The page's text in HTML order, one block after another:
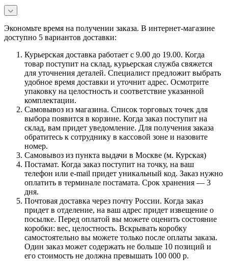
Экономьте время на получении заказа. В интернет-магазине
доступно 5 вариантов доставки:
Курьерская доставка работает с 9.00 до 19.00. Когда
товар поступит на склад, курьерская служба свяжется
для уточнения деталей. Специалист предложит выбрать
удобное время доставки и уточнит адрес. Осмотрите
упаковку на целостность и соответствие указанной
комплектации.
Самовывоз из магазина. Список торговых точек для
выбора появится в корзине. Когда заказ поступит на
склад, вам придет уведомление. Для получения заказа
обратитесь к сотруднику в кассовой зоне и назовите
номер.
Самовывоз из пункта выдачи в Москве (м. Курская)
Постамат. Когда заказ поступит на точку, на ваш
телефон или e-mail придет уникальный код. Заказ нужно
оплатить в терминале постамата. Срок хранения — 3
дня.
Почтовая доставка через почту России. Когда заказ
придет в отделение, на ваш адрес придет извещение о
посылке. Перед оплатой вы можете оценить состояние
коробки: вес, целостность. Вскрывать коробку
самостоятельно вы можете только после оплаты заказа.
Один заказ может содержать не больше 10 позиций и
его стоимость не должна превышать 100 000 р.